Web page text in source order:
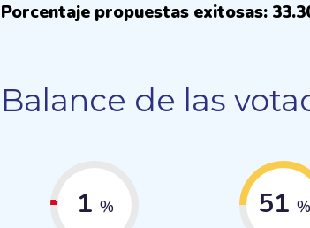
Porcentaje propuestas exitosas:
Balance de las
1 % 51 %